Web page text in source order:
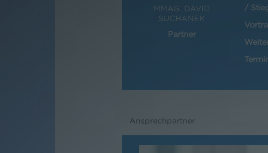
MMAG. DAVID
SUCHANEK
Partner
/
Ansprechpartner